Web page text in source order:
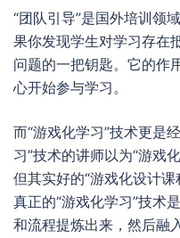
“团队引导”是国外培训领
果你发现学生对学习存在
问题的一把钥匙。它的作
心开始参与学习。
而“游戏化学习”技术更是
习”技术的讲师以为“游戏
但其实好的“游戏化设计课
真正的“游戏化学习”技术
和流程提炼出来，然后融